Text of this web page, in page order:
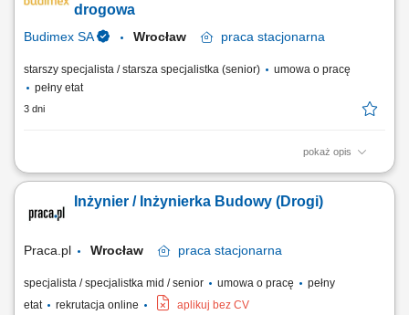
BHP; Kontrola jakości, terminowości i stanu zaawansowania robót
drogowa
Budimex SA Wrocław praca stacjonarna
starszy specjalista / starsza specjalistka (senior)
umowa o pracę
pełny etat
3 dni
pokaż opis
Twoje przyszłe zadania:‎ organizacja pracy zespołu podwykonawców
drogowej,‎ przygotowywanie dokumentacji do odbiorów częściowych,
końcowych, weryfikacja dokumentacji projektowej i jej dystrybucja;
Inżynier / Inżynierka Budowy (Drogi)
Praca.pl Wrocław praca stacjonarna
specjalista / specjalistka mid / senior umowa o pracę
pełny
etat
rekrutacja online aplikuj bez CV